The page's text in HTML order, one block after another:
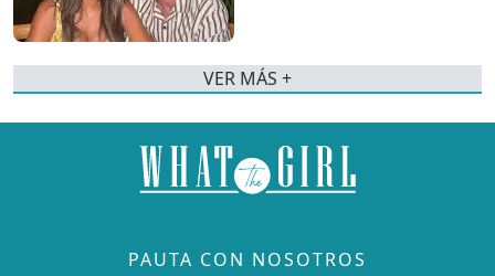
VER MÁS +
PAUTA CON NOSOTROS